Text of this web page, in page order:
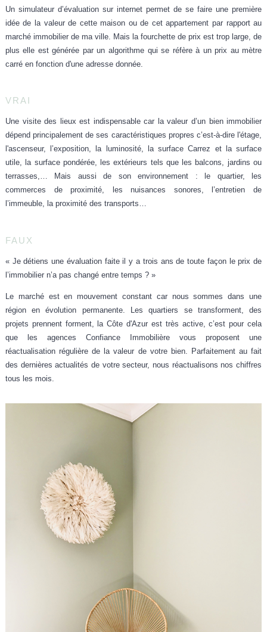
Un simulateur d’évaluation sur internet permet de se faireune première
idéede la valeur de cette maison ou de cet appartement par rapport au
marché immobilier de ma ville. Mais lafourchette de prix est trop large, de
plus elle est générée par un algorithme qui se réfère à un prix au mètre
carré en fonction d'une adresse donnée.
VRAI
Une visite des lieux est indispensablecar la valeur d’un bien immobilier
dépend principalement de ses caractéristiques propres c’est-à-dire l'étage,
l'ascenseur, l’exposition, la luminosité, la surface Carrez et la surface
utile, la surface pondérée, les extérieurs tels que les balcons, jardins ou
terrasses,… Mais aussi de son environnement : le quartier, les
commerces de proximité, les nuisances sonores, l’entretien de
l’immeuble, la proximité des transports…
FAUX
« Je détiens une évaluation faite il y a trois ans de toute façon le prix de
l’immobilier n’a pas changé entre temps ? »
Le marché est en mouvement constant car nous sommes dans une
région en évolution permanente. Les quartiers se transforment, des
projets prennent forment, la Côte d'Azur est très active, c’est pour cela
que les agences Confiance Immobilière vous proposentune
réactualisation régulière de la valeur de votre bien. Parfaitement au fait
des dernières actualités de votre secteur, nous réactualisons nos chiffres
tous les mois.